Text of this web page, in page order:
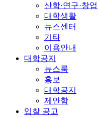
산학·연구·창업
대학생활
뉴스센터
기타
이용안내
대학공지
뉴스룸
홍보
대학공지
제안함
입찰 공고